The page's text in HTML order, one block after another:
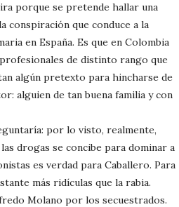
porque se pretende hallar una
conspiración que conduce a la
en España. Es que en Colombia
de distinto rango que
algún pretexto para hincharse de
alguien de tan buena familia y con
por lo visto, realmente,
drogas se concibe para dominar a
es verdad para Caballero. Para
más ridículas que la rabia.
Molano por los secuestrados.